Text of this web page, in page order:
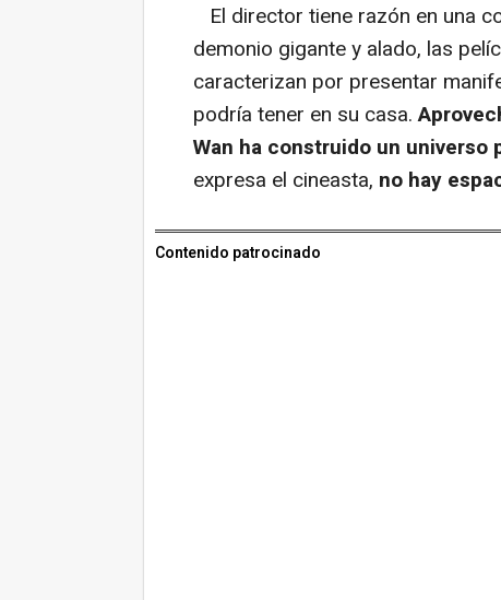
El director tiene razón en una
demonio gigante y alado, las
caracterizan por presentar
podría tener en su casa.
Wan ha construido un universo
expresa el cineasta, no hay
Contenido patrocinado